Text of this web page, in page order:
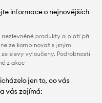
informace o nejnovějších
produkty a platí při
kombinovat s jinými
slevy vyloučeny. Podrobnosti
z akce
jen to, co vás
vás zajímá: